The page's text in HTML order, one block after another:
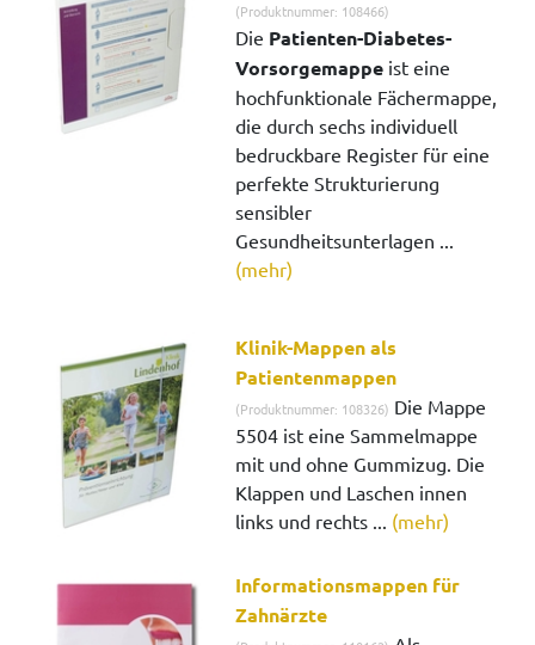
(Produktnummer: 108466)
Die Patienten-Diabetes-
Vorsorgemappe ist eine
hochfunktionale Fächermappe,
die durch sechs individuell
bedruckbare Register für eine
perfekte Strukturierung
sensibler
Gesundheitsunterlagen ...
(mehr)
Klinik-Mappen als
Patientenmappen
(Produktnummer: 108326) Die Mappe
5504 ist eine Sammelmappe
mit und ohne Gummizug. Die
Klappen und Laschen innen
links und rechts ... (mehr)
Informationsmappen für
Zahnärzte